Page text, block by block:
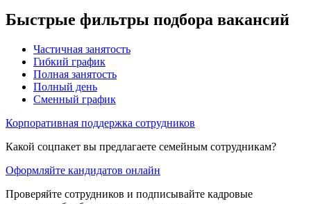
Быстрые фильтры подбора вакансий
Частичная занятость
Гибкий график
Полная занятость
Полный день
Сменный график
Корпоративная поддержка сотрудников
Какой соцпакет вы предлагаете семейным сотрудникам?
Оформляйте кандидатов онлайн
Проверяйте сотрудников и подписывайте кадровые